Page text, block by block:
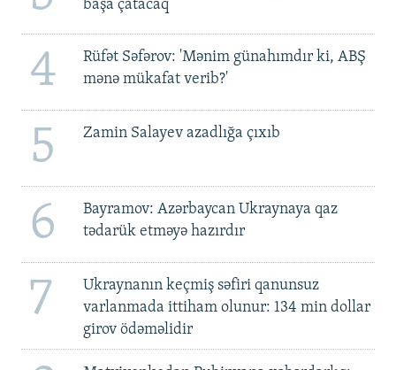
başa çatacaq
4
Rüfət Səfərov: 'Mənim günahımdır ki, ABŞ
mənə mükafat verib?'
5 Zamin Salayev azadlığa çıxıb
6
Bayramov: Azərbaycan Ukraynaya qaz
tədarük etməyə hazırdır
7
Ukraynanın keçmiş səfiri qanunsuz
varlanmada ittiham olunur: 134 min dollar
girov ödəməlidir